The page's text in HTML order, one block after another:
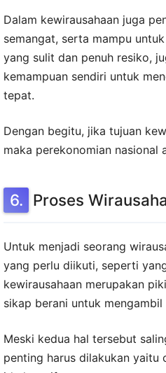
Dalam kewirausahaan juga
semangat, serta mampu
yang sulit dan penuh resiko,
kemampuan sendiri untuk
tepat.
Dengan begitu, jika tujuan
maka perekonomian nasional
Proses
Untuk menjadi seorang
yang perlu diikuti, seperti
kewirausahaan merupakan
sikap berani untuk mengambil
Meski kedua hal tersebut
penting harus dilakukan yaitu